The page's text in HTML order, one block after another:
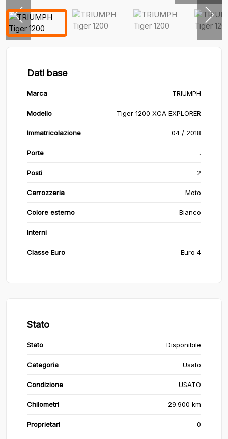
Dati base
Marca TRIUMPH
Modello Tiger 1200 XCA EXPLORER
Immatricolazione 04 / 2018
Porte .
Posti 2
Carrozzeria Moto
Colore esterno Bianco
Interni -
Classe Euro Euro 4
Stato
Stato Disponibile
Categoria Usato
Condizione USATO
Chilometri 29.900 km
Proprietari 0